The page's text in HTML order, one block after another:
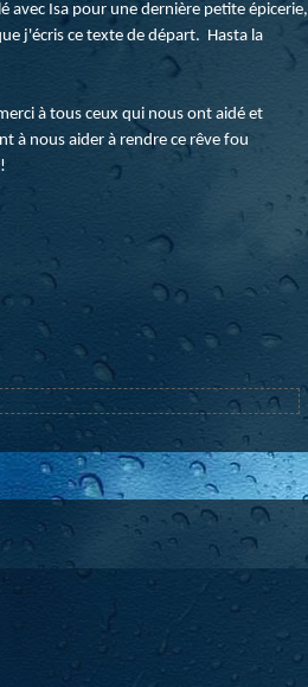
avec Isa pour une dernière petite épicerie,
j'écris ce texte de départ. Hasta la
à tous ceux qui nous ont aidé et
à nous aider à rendre ce rêve fou